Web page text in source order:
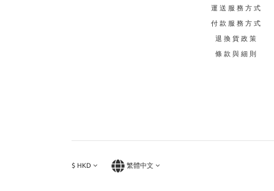
運送服務方式
付款服務方式
退換貨政策
條款與細則
$ HKD 繁體中文